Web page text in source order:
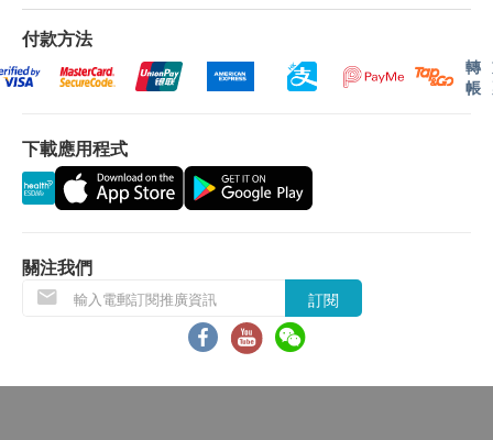
所有身體檢查計劃並非作為醫務診斷或治療用途。
所有身體檢驗計劃由 香港仁和體檢 提供。
如有任何爭議，健康網購health.ESDlife 及 香港仁
和體檢 將保留最終決定權。
免責聲明：
所有健康檢查/服務並非作為醫務診斷或治療用
途。當閣下身體健康出現任何疾病徵兆時，應立即
本服務/產品由商戶提供。生活易【健康網購
health.ESDlife】並沒有經營或提供本服務/產品。
有關此服務/產品的錯漏或延誤，或因使用此服務/
產品而引致的損失、損害、受傷或法律訴訟，健康
網購health.ESDlife概不負責。一切有關的索償或
付款方法
轉
帳
下載應用程式
關注我們
訂閱